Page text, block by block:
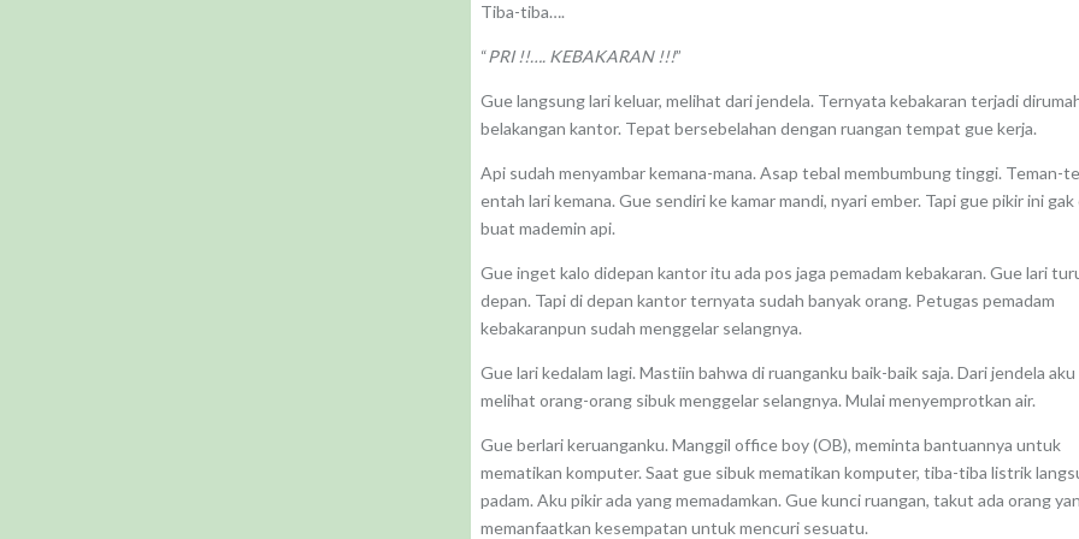
Tiba-tiba….
“PRI !!…. KEBAKARAN !!!”
Gue langsung lari keluar, melihat dari jendela. Ternyata kebakaran terjadi
belakangan kantor. Tepat bersebelahan dengan ruangan tempat gue kerja.
Api sudah menyambar kemana-mana. Asap tebal membumbung tinggi. Teman-
entah lari kemana. Gue sendiri ke kamar mandi, nyari ember. Tapi gue pikir ini gak
buat mademin api.
Gue inget kalo didepan kantor itu ada pos jaga pemadam kebakaran. Gue lari
depan. Tapi di depan kantor ternyata sudah banyak orang. Petugas pemadam
kebakaranpun sudah menggelar selangnya.
Gue lari kedalam lagi. Mastiin bahwa di ruanganku baik-baik saja. Dari jendela aku
melihat orang-orang sibuk menggelar selangnya. Mulai menyemprotkan air.
Gue berlari keruanganku. Manggil office boy (OB), meminta bantuannya untuk
mematikan komputer. Saat gue sibuk mematikan komputer, tiba-tiba listrik
padam. Aku pikir ada yang memadamkan. Gue kunci ruangan, takut ada orang
memanfaatkan kesempatan untuk mencuri sesuatu.